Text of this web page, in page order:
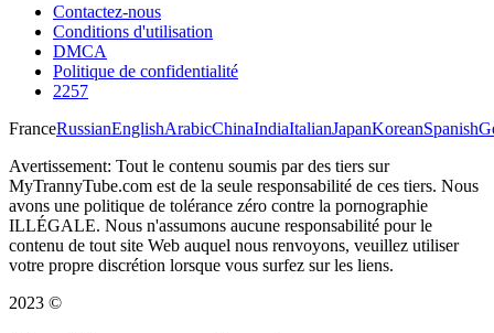
Contactez-nous
Conditions d'utilisation
DMCA
Politique de confidentialité
2257
FranceRussianEnglishArabicChinaIndiaItalianJapanKoreanSpanish
Avertissement: Tout le contenu soumis par des tiers sur
MyTrannyTube.com est de la seule responsabilité de ces tiers. Nous
avons une politique de tolérance zéro contre la pornographie
ILLÉGALE. Nous n'assumons aucune responsabilité pour le
contenu de tout site Web auquel nous renvoyons, veuillez utiliser
votre propre discrétion lorsque vous surfez sur les liens.
2023 ©